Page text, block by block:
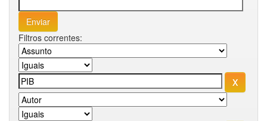
Filtros correntes: